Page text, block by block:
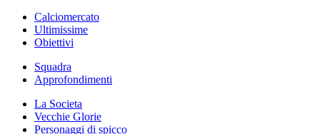
Calciomercato
Ultimissime
Obiettivi
Squadra
Approfondimenti
La Societa
Vecchie Glorie
Personaggi di spicco